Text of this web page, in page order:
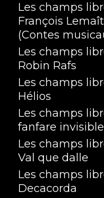
Les champs
François
(Contes
Les champs
Robin Rafs
Les champs
Hélios
Les champs
fanfare
Les champs
Val que dalle
Les champs
Decacorda